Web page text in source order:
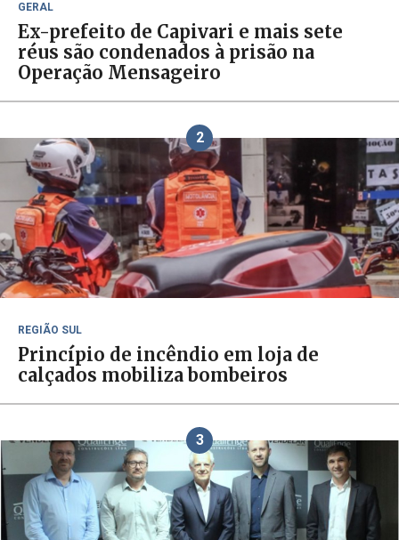
GERAL
Ex-prefeito de Capivari e mais sete
réus são condenados à prisão na
Operação Mensageiro
2
REGIÃO SUL
Princípio de incêndio em loja de
calçados mobiliza bombeiros
3